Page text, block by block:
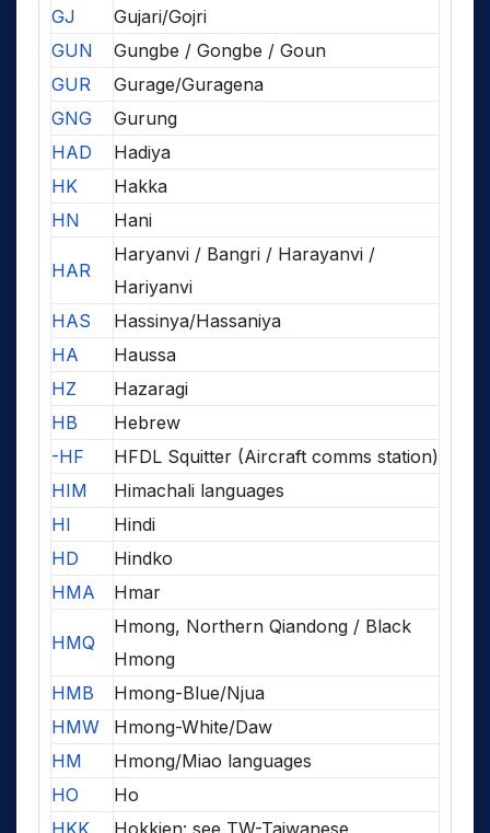
GJ
Gujari/Gojri
GUN
Gungbe / Gongbe / Goun
GUR
Gurage/Guragena
GNG
Gurung
HAD
Hadiya
HK
Hakka
HN
Hani
HAR
Haryanvi / Bangri / Harayanvi /
Hariyanvi
HAS
Hassinya/Hassaniya
HA
Haussa
HZ
Hazaragi
HB
Hebrew
-HF
HFDL Squitter (Aircraft comms station)
HIM
Himachali languages
HI
Hindi
HD
Hindko
HMA
Hmar
HMQ
Hmong, Northern Qiandong / Black
Hmong
HMB
Hmong-Blue/Njua
HMW
Hmong-White/Daw
HM
Hmong/Miao languages
HO
Ho